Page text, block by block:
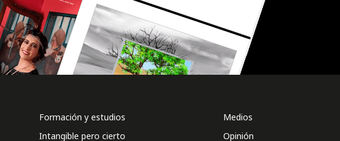
Formación y estudios
Intangible pero cierto
Medios
Opinión